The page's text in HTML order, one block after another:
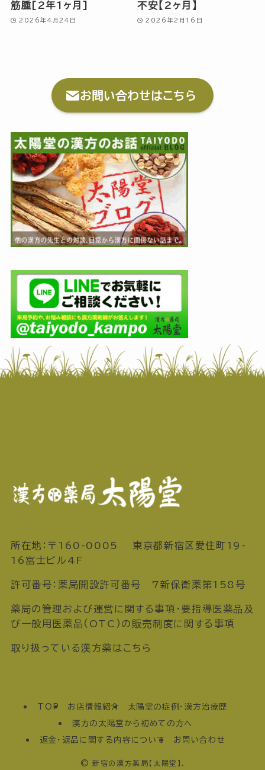
筋腫[2年1ヶ月]
2026年4月24日
不安【2ヶ月】
2026年2月16日
お問い合わせはこちら
所在地：〒160-0005 東京都新宿区愛住町19-
16富士ビル4F
許可番号：薬局開設許可番号 7新保衛薬第158号
薬局の管理および運営に関する事項・要指導医薬品及
び一般用医薬品（OTC）の販売制度に関する事項
取り扱っている漢方薬はこちら
TOP お店情報紹介
太陽堂の症例・漢方治療歴
漢方の太陽堂から初めての方へ
返金・返品に関する内容について
お問い合わせ
© 新宿の漢方薬局【太陽堂】.